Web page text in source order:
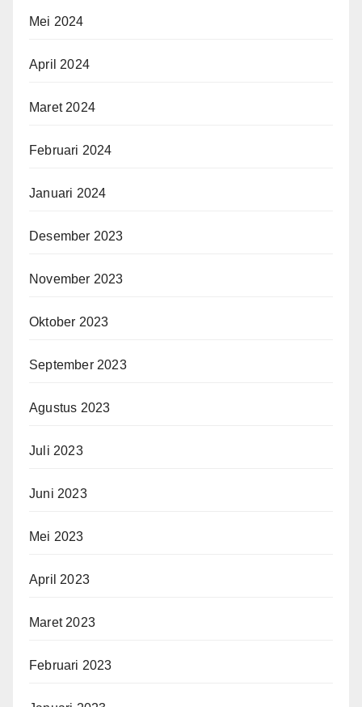
Mei 2024
April 2024
Maret 2024
Februari 2024
Januari 2024
Desember 2023
November 2023
Oktober 2023
September 2023
Agustus 2023
Juli 2023
Juni 2023
Mei 2023
April 2023
Maret 2023
Februari 2023